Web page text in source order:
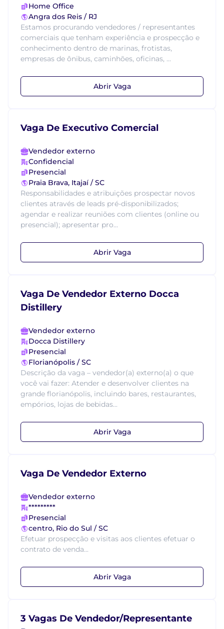
Home Office
Angra dos Reis / RJ
Estamos procurando vendedores / representantes
comerciais que tenham experiência e prospecção e
conhecimento dentro de marinas, frotistas,
empresas de ônibus, caminhões, oficinas, ...
Abrir Vaga
Vaga De Executivo Comercial
Vendedor externo
Confidencial
Presencial
Praia Brava, Itajaí / SC
Responsabilidades e atribuições prospectar novos
clientes através de leads pré-disponibilizados;
agendar e realizar reuniões com clientes (online ou
presencial); apresentar pro...
Abrir Vaga
Vaga De Vendedor Externo Docca
Distillery
Vendedor externo
Docca Distillery
Presencial
Florianópolis / SC
Descrição da vaga – vendedor(a) externo(a) o que
você vai fazer: Atender e desenvolver clientes na
grande florianópolis, incluindo bares, restaurantes,
empórios, lojas de bebidas...
Abrir Vaga
Vaga De Vendedor Externo
Vendedor externo
*********
Presencial
centro, Rio do Sul / SC
Efetuar prospecção e visitas aos clientes efetuar o
contrato de venda...
Abrir Vaga
3 Vagas De Vendedor/Representante